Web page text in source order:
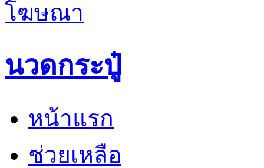
นวดกระปู๋
หน้าแรก
ช่วยเหลือ